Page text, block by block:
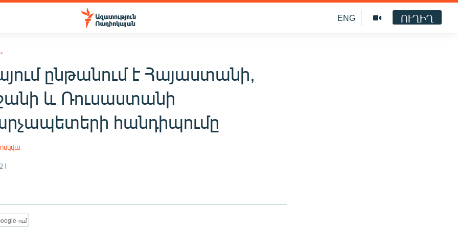
ENG ՈՒՂԻՂ
ընթանում է Հայաստանի,
և Ռուսաստանի
հանդիպումը
ում